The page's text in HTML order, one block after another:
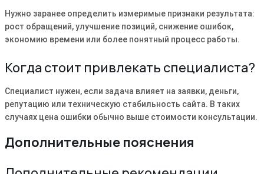
Нужно заранее определить измеримые признаки результата:
рост обращений, улучшение позиций, снижение ошибок,
экономию времени или более понятный процесс работы.
Когда стоит привлекать специалиста?
Специалист нужен, если задача влияет на заявки, деньги,
репутацию или техническую стабильность сайта. В таких
случаях цена ошибки обычно выше стоимости консультации.
Дополнительные пояснения